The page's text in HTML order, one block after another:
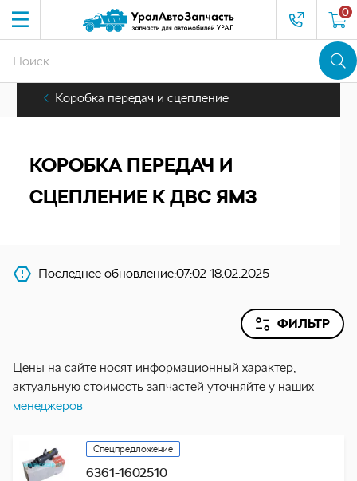
0
Коробка передач и сцепление
КОРОБКА ПЕРЕДАЧ И
СЦЕПЛЕНИЕ К ДВС ЯМЗ
Последнее обновление:07:02 18.02.2025
ФИЛЬТР
Цены на сайте носят информационный характер,
актуальную стоимость запчастей уточняйте у наших
менеджеров
Спецпредложение
6361-1602510